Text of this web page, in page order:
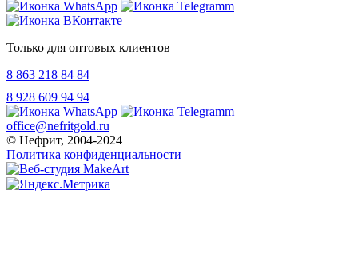
Только для оптовых клиентов
8 863 218 84 84
8 928 609 94 94
office@nefritgold.ru
© Нефрит, 2004-2024
Политика конфиденциальности